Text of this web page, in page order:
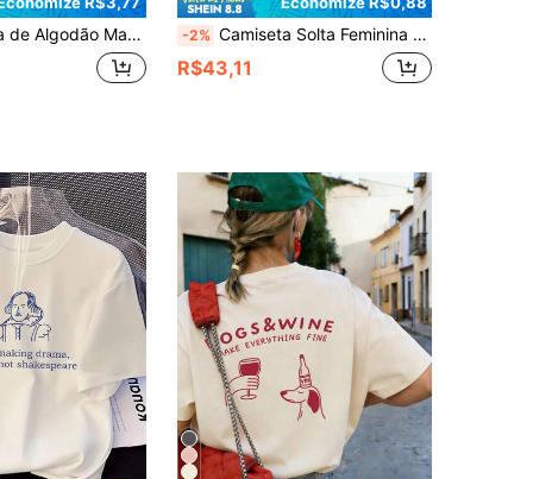
com Padrão de Café "Mas Primeiro Cafecito". Moda Casual. Branco Verão -2% Camiseta Solta Feminina de Verão com Estampa de Dados em Formato de Coração Rosa e Slogan Retrô Y2K nas Costas, Top Casual Branco
R$43,11